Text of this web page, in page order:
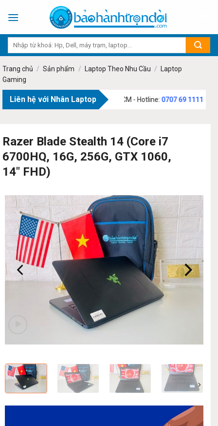
Trang chủ / Sản phẩm / Laptop Theo Nhu Cầu /
Laptop
Gaming
Liên hệ với Nhân Laptop
Văn Bạch, Phường Tân Sơn, TP.HCM - Hotline:0707 69 1111
Razer Blade Stealth 14 (Core i7
6700HQ, 16G, 256G, GTX 1060,
14″ FHD)